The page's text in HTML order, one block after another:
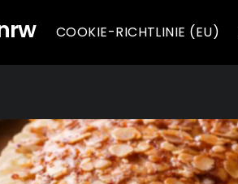
COOKIE-RICHTLINIE (EU)